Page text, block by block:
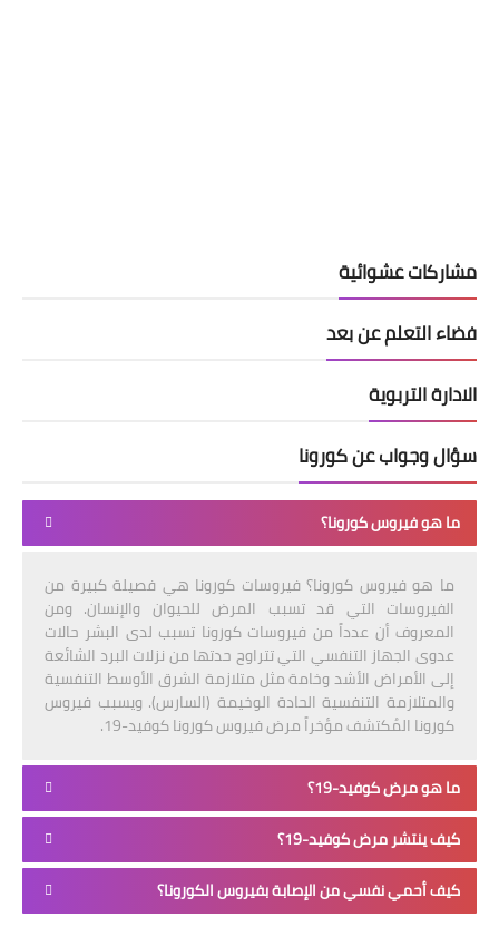
مشاركات عشوائية
فضاء التعلم عن بعد
الادارة التربوية
سؤال وجواب عن كورونا
ما هو فيروس كورونا؟
ما هو فيروس كورونا؟ فيروسات كورونا هي فصيلة كبيرة من
الفيروسات التي قد تسبب المرض للحيوان والإنسان. ومن
المعروف أن عدداً من فيروسات كورونا تسبب لدى البشر حالات
عدوى الجهاز التنفسي التي تتراوح حدتها من نزلات البرد الشائعة
إلى الأمراض الأشد وخامة مثل متلازمة الشرق الأوسط التنفسية
والمتلازمة التنفسية الحادة الوخيمة (السارس). ويسبب فيروس
كورونا المُكتشف مؤخراً مرض فيروس كورونا كوفيد-19.
ما هو مرض كوفيد-19؟
كيف ينتشر مرض كوفيد-19؟
كيف أحمي نفسي من الإصابة بفيروس الكورونا؟